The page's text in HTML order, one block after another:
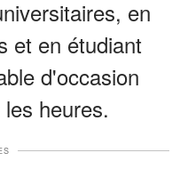
en
et en étudiant
d'occasion
heures.